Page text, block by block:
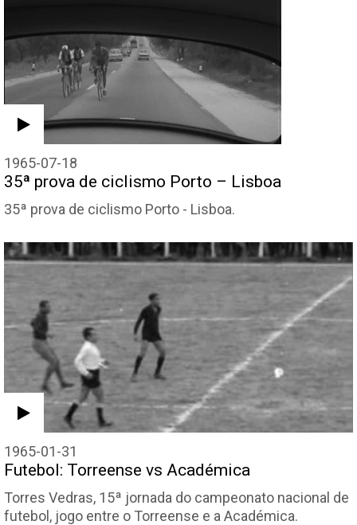
1965-07-18
35ª prova de ciclismo Porto – Lisboa
35ª prova de ciclismo Porto - Lisboa.
1965-01-31
Futebol: Torreense vs Académica
Torres Vedras, 15ª jornada do campeonato nacional de
futebol, jogo entre o Torreense e a Académica.